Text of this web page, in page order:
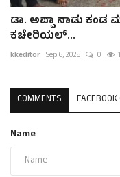
ಡಾ. ಅಪ್ಪಾ ನಾಡು
ಕಚೇರಿಯಲ್...
kkeditor Sep 6, 2025 0
COMMENTS
Name